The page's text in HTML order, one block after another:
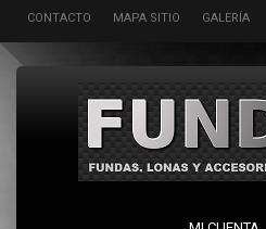
CONTACTO MAPA SITIO GALERÍA